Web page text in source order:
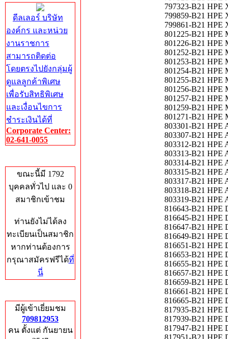
ดีลเลอร์ บริษัท
องค์กร และหน่วย
งานราชการ
สามารถติดต่อ
โดยตรงไปยังกลุ่มผู้
ดูแลลูกค้าพิเศษ
เพื่อรับสิทธิพิเศษ
และเงื่อนไขการ
ชำระเงินได้ที่
Corporate Center:
02-641-0055
ขณะนี้มี 1792
บุคคลทั่วไป และ 0
สมาชิกเข้าชม
ท่านยังไม่ได้ลง
ทะเบียนเป็นสมาชิก
หากท่านต้องการ
กรุณาสมัครฟรีได้ที่
นี่
มีผู้เข้าเยี่ยมชม
709812953
คน ตั้งแต่ กันยายน
797323-B21 HPE
799859-B21 HPE
799861-B21 HPE
801225-B21 HPE
801226-B21 HPE
801252-B21 HPE
801253-B21 HPE
801254-B21 HPE
801255-B21 HPE
801256-B21 HPE
801257-B21 HPE
801259-B21 HPE
801271-B21 HPE
803301-B21 HPE
803307-B21 HPE
803312-B21 HPE
803313-B21 HPE
803314-B21 HPE
803315-B21 HPE
803317-B21 HPE
803318-B21 HPE
803319-B21 HPE
816643-B21 HPE
816645-B21 HPE
816647-B21 HPE
816649-B21 HPE
816651-B21 HPE
816653-B21 HPE
816655-B21 HPE
816657-B21 HPE
816659-B21 HPE
816661-B21 HPE
816665-B21 HPE
817935-B21 HPE
817939-B21 HPE
817947-B21 HPE
817951-B21 HPE